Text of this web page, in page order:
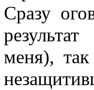
Сразу
меня),